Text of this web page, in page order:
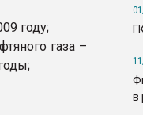
году;
газа –
в